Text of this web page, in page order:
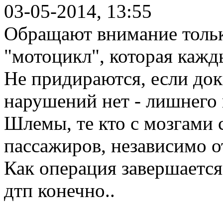
03-05-2014, 13:55
Обращают внимание
"мотоцикл", которая
Не придираются, если
нарушений нет - лишнего
Шлемы, те кто с мозгами
пассажиров, независимо
Как операция
дтп конечно..